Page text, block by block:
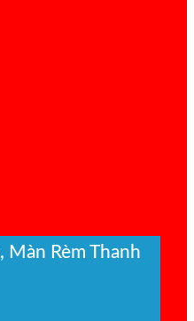
Màn Rèm Thanh